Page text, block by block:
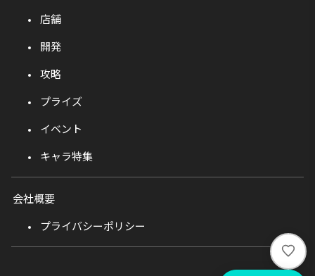
い
い
店舗
開発
攻略
プライズ
イベント
キャラ特集
会社概要
プライバシーポリシー